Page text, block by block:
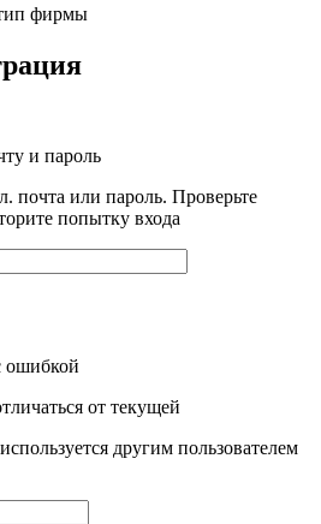
и пароль
почта или пароль. Проверьте
попытку входа
ошибкой
от текущей
другим пользователем